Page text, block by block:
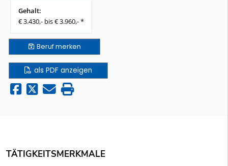
Gehalt:
€ 3.430,- bis € 3.960,- *
Berufmerken
als PDF anzeigen
TÄTIGKEITSMERKMALE